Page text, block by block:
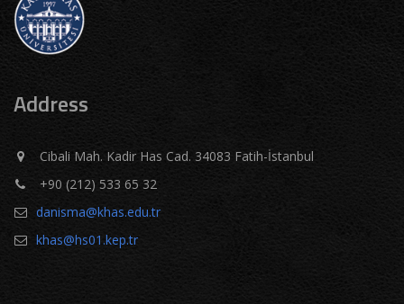
Address
Cibali Mah. Kadir Has Cad. 34083 Fatih-İstanbul
+90 (212) 533 65 32
danisma@khas.edu.tr
khas@hs01.kep.tr